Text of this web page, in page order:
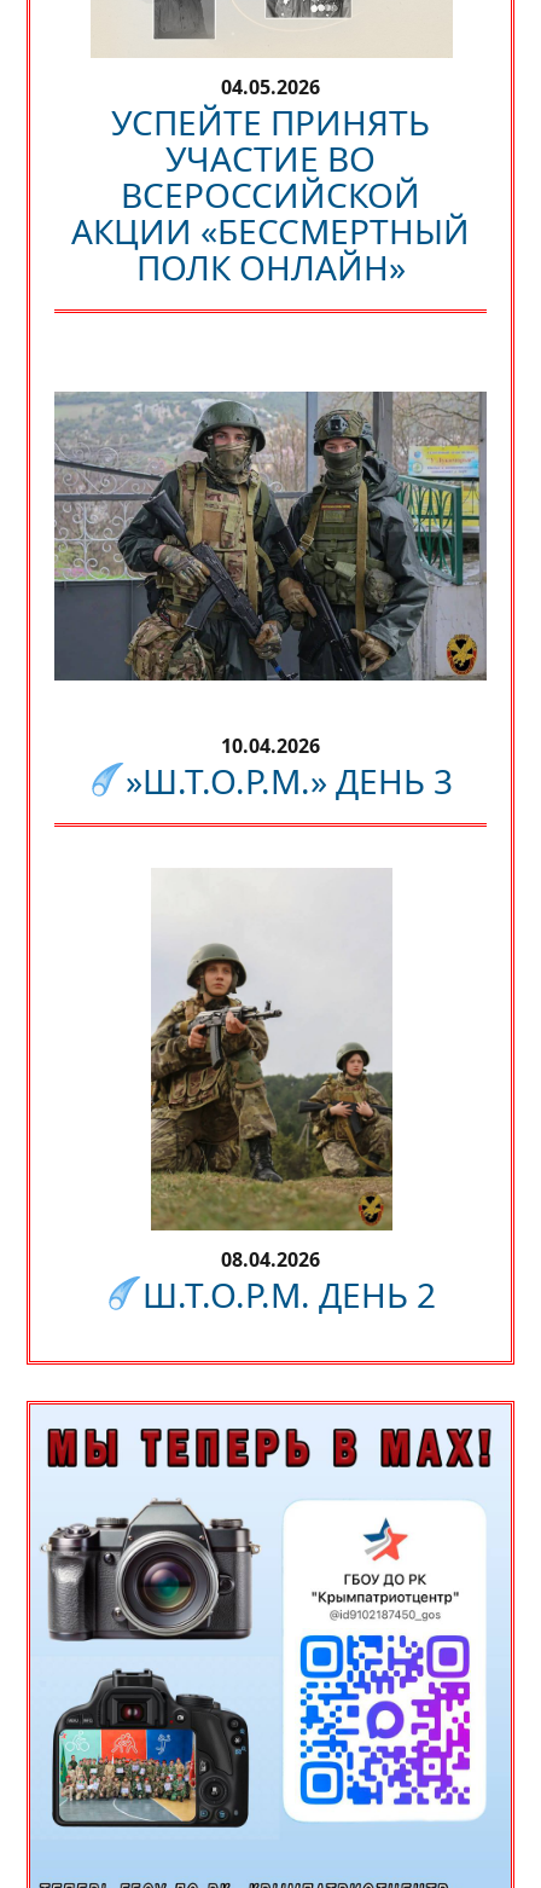
04.05.2026
УСПЕЙТЕ ПРИНЯТЬ
УЧАСТИЕ ВО
ВСЕРОССИЙСКОЙ
АКЦИИ «БЕССМЕРТНЫЙ
ПОЛК ОНЛАЙН»
10.04.2026
»Ш.Т.О.Р.М.» ДЕНЬ 3
08.04.2026
Ш.Т.О.Р.М. ДЕНЬ 2